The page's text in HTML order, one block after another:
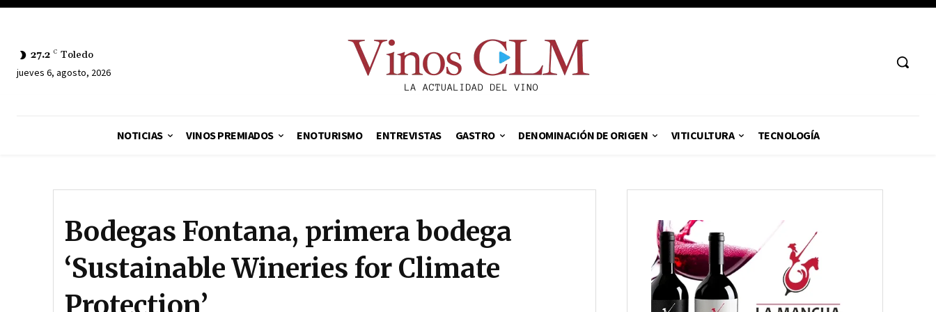
27.2 C Toledo
jueves 6, agosto, 2026
NOTICIAS VINOS PREMIADOS ENOTURISMO ENTREVISTAS GASTRO DENOMINACIÓN DE ORIGEN VITICULTURA TECNOLOGÍA
Bodegas Fontana, primera bodega
‘Sustainable Wineries for Climate
Protection’